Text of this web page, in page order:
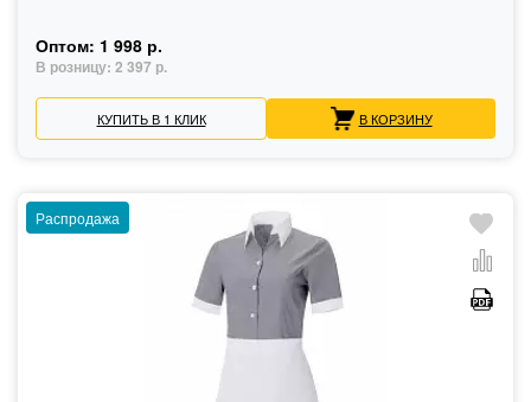
Оптом: 1 998 р.
В розницу: 2 397 р.
КУПИТЬ В 1 КЛИК В КОРЗИНУ
Распродажа